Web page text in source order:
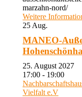
marzahn-nord/
Weitere
25 Aug.
MANEO-
25. August 2027
17:00 - 19:00
Vielfalt e.V